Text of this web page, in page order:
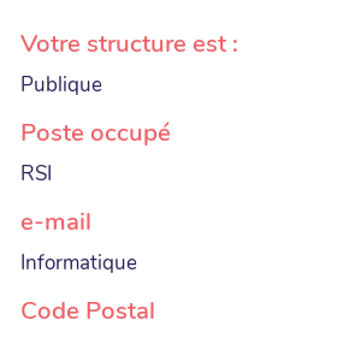
Votre structure est :
Publique
Poste occupé
RSI
e-mail
Informatique
Code Postal